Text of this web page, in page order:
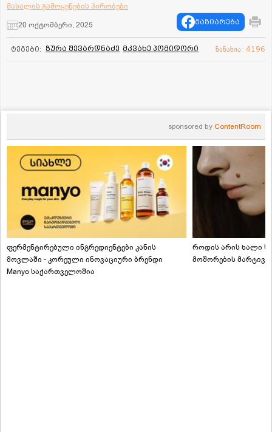
მასალის გამოყენების პირობები
20 ოქტომბერი, 2025
გაზიარება
ტეგები: ზურა შევარდნაძე მკვახე პომიდორი ნანახია: 4196
sponsored by ContentRoom
ფერმენტირებული ინგრედიენტები კანის
მოვლაში - კორეული ინოვაციური ბრენდი
Manyo საქართველოშია
როდის არის ხალი
მოშორების